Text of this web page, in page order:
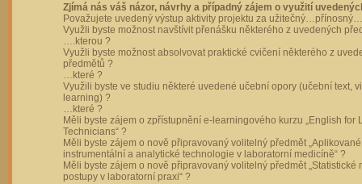
Zjímá nás váš názor, návrhy a případný zájem o využití
Považujete uvedený výstup aktivity projektu za
Využli byste možnost navštívit přenášku některého z uvedených
….kterou ?
Využli byste možnost absolvovat praktické cvičení některého z
předmětů ?
…které ?
Využili byste ve studiu některé uvedené učební opory (učební text,
learning) ?
…které ?
Měli byste zájem o zpřístupnění e-learningového kurzu „English for
Technicians“ ?
Měli byste zájem o nově připravovaný volitelný předmět „Aplikované
instrumentální a analytické technologie v laboratorní medicíně“ ?
Měli byste zájem o nově připravovaný volitelný předmět „Statistické
postupy v laboratorní praxi“ ?